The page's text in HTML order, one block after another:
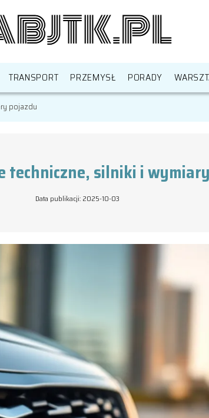
TRANSPORT PRZEMYSŁ PORADY
pojazdu
techniczne, silniki i
Data publikacji: 2025-10-03